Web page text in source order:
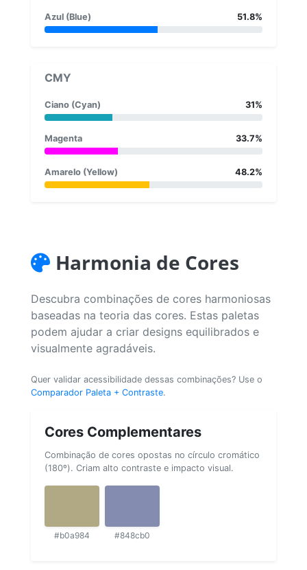
Azul (Blue) 51.8%
CMY
Ciano (Cyan) 31%
Magenta 33.7%
Amarelo (Yellow) 48.2%
Harmonia de Cores
Descubra combinações de cores harmoniosas
baseadas na teoria das cores. Estas paletas
podem ajudar a criar designs equilibrados e
visualmente agradáveis.
Quer validar acessibilidade dessas combinações? Use o
Comparador Paleta + Contraste.
Cores Complementares
Combinação de cores opostas no círculo cromático
(180º). Criam alto contraste e impacto visual.
#b0a984 #848cb0